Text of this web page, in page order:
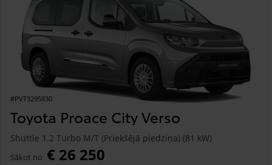
#PVT3295830
Toyota Proace City Verso
Shuttle 1.2 Turbo M/T (Priekšējā piedziņa) (81 kW)
Sākot no € 26 250